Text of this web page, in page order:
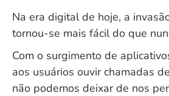
Na era digital de hoje, a
tornou-se mais fácil do que
Com o surgimento de
aos usuários ouvir chamadas
não podemos deixar de nos